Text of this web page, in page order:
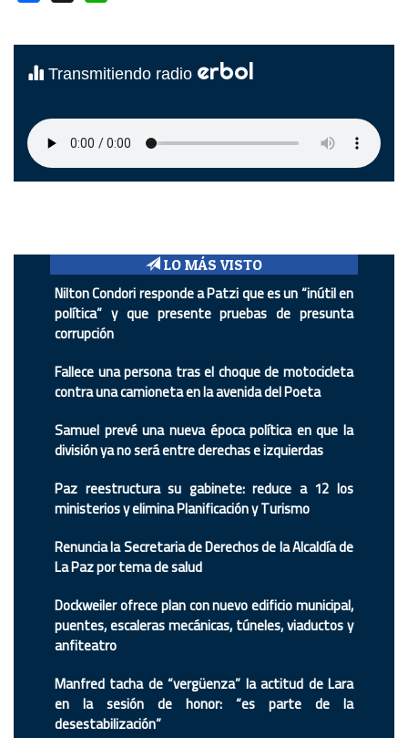
Transmitiendo radio erbol
LO MÁS VISTO
Nilton Condori responde a Patzi que es un “inútil en
política” y que presente pruebas de presunta
corrupción
Fallece una persona tras el choque de motocicleta
contra una camioneta en la avenida del Poeta
Samuel prevé una nueva época política en que la
división ya no será entre derechas e izquierdas
Paz reestructura su gabinete: reduce a 12 los
ministerios y elimina Planificación y Turismo
Renuncia la Secretaria de Derechos de la Alcaldía de
La Paz por tema de salud
Dockweiler ofrece plan con nuevo edificio municipal,
puentes, escaleras mecánicas, túneles, viaductos y
anfiteatro
Manfred tacha de “vergüenza” la actitud de Lara
en la sesión de honor: “es parte de la
desestabilización”